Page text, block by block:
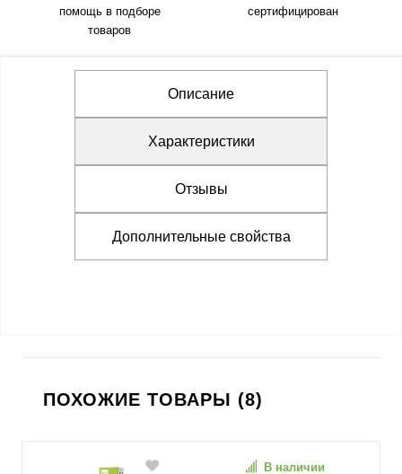
помощь в подборе
товаров
сертифицирован
Описание
Характеристики
Отзывы
Дополнительные свойства
ПОХОЖИЕ ТОВАРЫ (8)
В наличии